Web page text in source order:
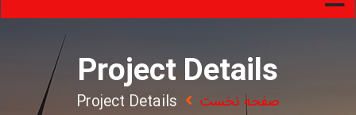
Project Details
صفحه نخست Project Details